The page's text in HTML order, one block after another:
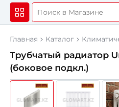
Главная Каталог
Трубчатый радиатор
(боковое подкл.)